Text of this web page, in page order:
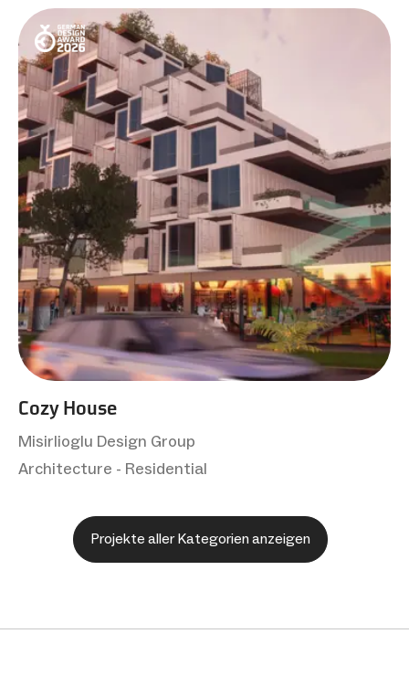
Cozy House
Misirlioglu Design Group
Architecture - Residential
Projekte aller Kategorien anzeigen